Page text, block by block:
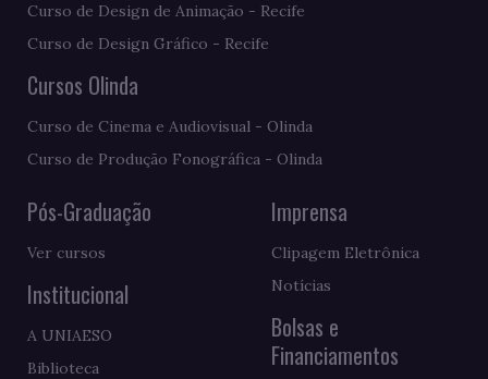
Curso de Design de Animação - Recife
Curso de Design Gráfico - Recife
Cursos Olinda
Curso de Cinema e Audiovisual - Olinda
Curso de Produção Fonográfica - Olinda
Pós-Graduação
Ver cursos
Institucional
A UNIAESO
Biblioteca
Imprensa
Clipagem Eletrônica
Notícias
Bolsas e
Financiamentos